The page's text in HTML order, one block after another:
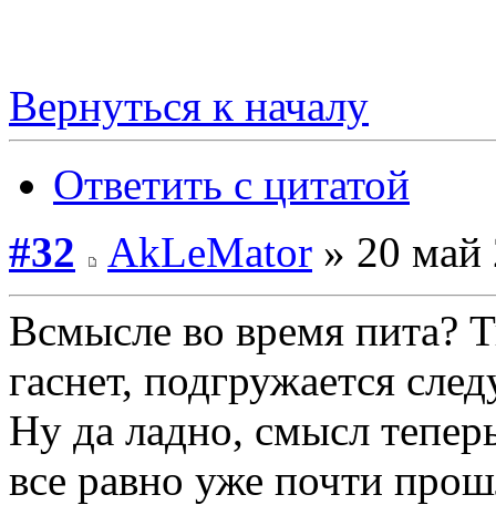
Вернуться к началу
Ответить с цитатой
#32
AkLeMator » 20 май
Всмысле во время пита?
гаснет, подгружается
Ну да ладно, смысл
все равно уже почти